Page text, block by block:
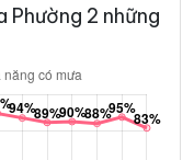
Phường 2 những